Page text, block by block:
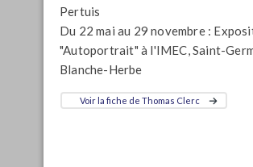
Pertuis
Du 22 mai au 29 novembre :
"Autoportrait" à l'IMEC, Saint-
Blanche-Herbe
Voir la fiche de Thomas Clerc